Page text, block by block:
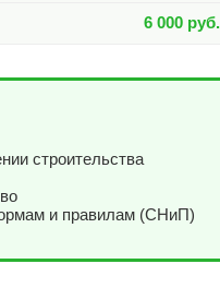
6 000 руб.
строительства
и правилам (СНиП)